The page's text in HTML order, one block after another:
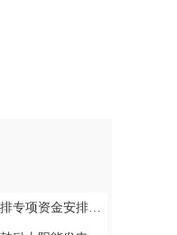
资金安排计划！